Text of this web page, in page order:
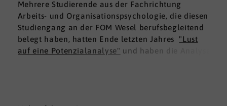
Mehrere Studierende aus der Fachrichtung
Arbeits- und Organisationspsychologie, die diesen
Studiengang an der FOM Wesel berufsbegleitend
belegt haben, hatten Ende letzten Jahres "Lust
auf eine Potenzialanalyse" und haben die Analyse